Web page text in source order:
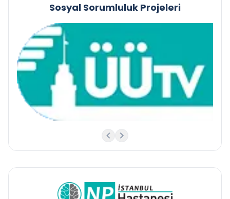
Sosyal Sorumluluk Projeleri